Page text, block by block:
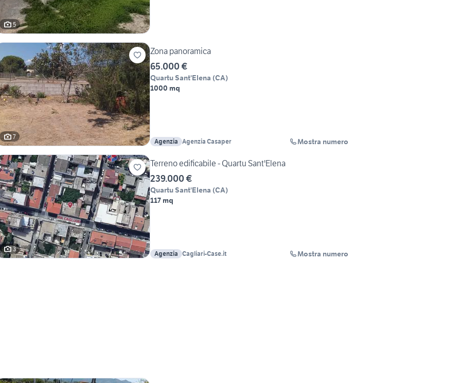
5
7
Zona panoramica
65.000 €
Quartu Sant'Elena (CA)
1000 mq
Agenzia Agenzia Casaper Mostra numero
3
Terreno edificabile - Quartu Sant'Elena
239.000 €
Quartu Sant'Elena (CA)
117 mq
Agenzia Cagliari-Case.it Mostra numero